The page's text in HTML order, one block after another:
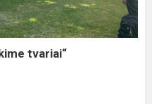
tvariai“